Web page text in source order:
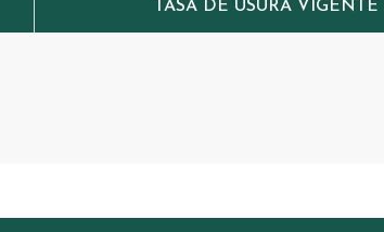
TASA DE USURA